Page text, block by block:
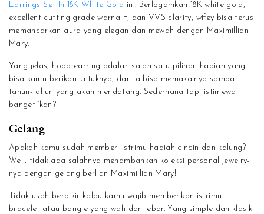
Earrings Set In 18K White Gold ini. Berlogamkan 18K white gold,
excellent cutting grade warna F, dan VVS clarity, wifey bisa terus
memancarkan aura yang elegan dan mewah dengan Maximillian
Mary.
Yang jelas, hoop earring adalah salah satu pilihan hadiah yang
bisa kamu berikan untuknya, dan ia bisa memakainya sampai
tahun-tahun yang akan mendatang. Sederhana tapi istimewa
banget ‘kan?
Gelang
Apakah kamu sudah memberi istrimu hadiah cincin dan kalung?
Well, tidak ada salahnya menambahkan koleksi personal jewelry-
nya dengan gelang berlian Maximillian Mary!
Tidak usah berpikir kalau kamu wajib memberikan istrimu
bracelet atau bangle yang wah dan lebar. Yang simple dan klasik